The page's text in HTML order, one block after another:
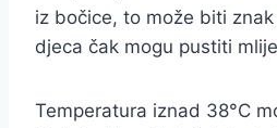
iz bočice, to može biti
djeca čak mogu pustiti
Temperatura iznad 38°C